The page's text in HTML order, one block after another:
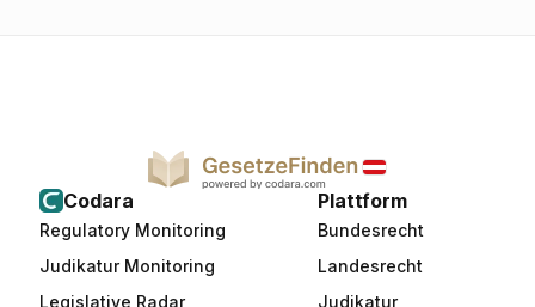
Codara
Regulatory Monitoring
Judikatur Monitoring
Legislative Radar
Plattform
Bundesrecht
Landesrecht
Judikatur